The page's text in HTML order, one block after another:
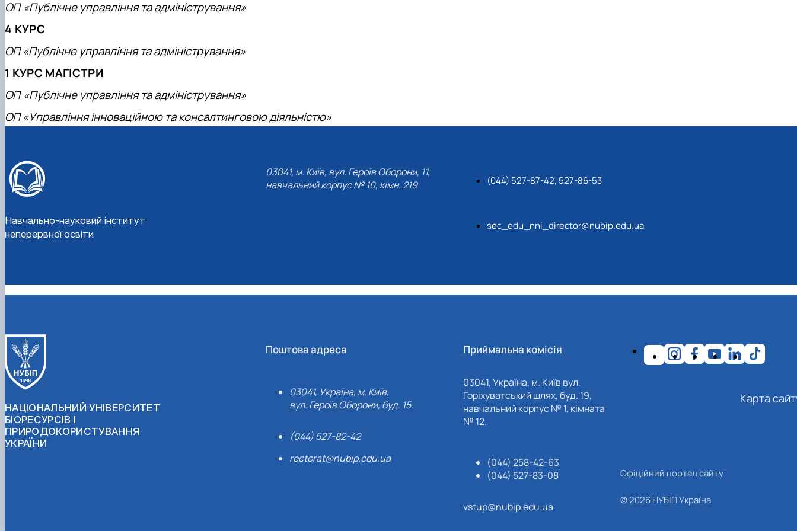
ОП «Публічне управління та адміністрування»
4 КУРС
ОП «Публічне управління та адміністрування»
1 КУРС МАГІСТРИ
ОП «Публічне управління та адміністрування»
ОП «Управління інноваційною та консалтинговою діяльністю»
Навчально-науковий інститут
неперервної освіти
03041, м. Київ, вул. Героїв Оборони, 11,
навчальний корпус № 10, кімн. 219
(044) 527-87-42, 527-86-53
sec_edu_nni_director@nubip.edu.ua
НАЦІОНАЛЬНИЙ УНІВЕРСИТЕТ
БІОРЕСУРСІВ І
ПРИРОДОКОРИСТУВАННЯ
УКРАЇНИ
Поштова адреса
03041, Україна, м. Київ,
вул. Героїв Оборони, буд. 15.
(044) 527-82-42
rectorat@nubip.edu.ua
Приймальна комісія
03041, Україна, м. Київ вул.
Горіхуватський шлях, буд. 19,
навчальний корпус № 1, кімната
№ 12.
(044) 258-42-63
(044) 527-83-08
vstup@nubip.edu.ua
Карта
Офіційний портал сайту
© 2026 НУБІП Україна